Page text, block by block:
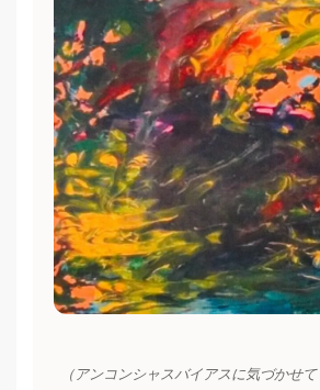
（アンコンシャスバイアスに気づかせ